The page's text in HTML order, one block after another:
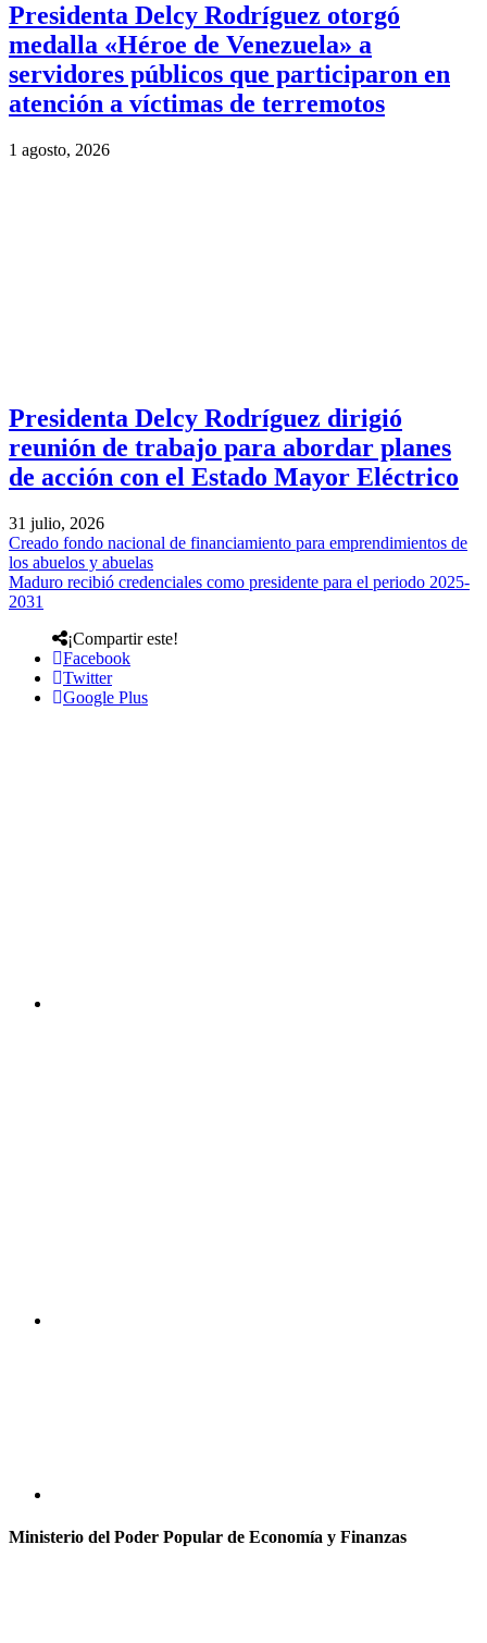
Presidenta Delcy Rodríguez otorgó
medalla «Héroe de Venezuela» a
servidores públicos que participaron en
atención a víctimas de terremotos
1 agosto, 2026
Presidenta Delcy Rodríguez dirigió
reunión de trabajo para abordar planes
de acción con el Estado Mayor Eléctrico
31 julio, 2026
Creado fondo nacional de financiamiento para emprendimientos de
los abuelos y abuelas
Maduro recibió credenciales como presidente para el periodo 2025-
2031
¡Compartir este!
Facebook
Twitter
Google Plus
Ministerio del Poder Popular de Economía y Finanzas